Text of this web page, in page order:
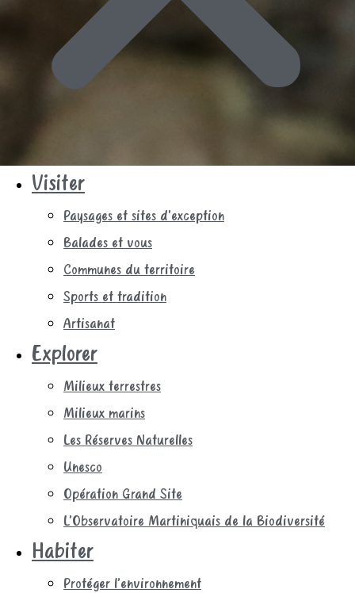
Visiter
Paysages et sites d’exception
Balades et vous
Communes du territoire
Sports et tradition
Artisanat
Explorer
Milieux terrestres
Milieux marins
Les Réserves Naturelles
Unesco
Opération Grand Site
L’Observatoire Martiniquais de la Biodiversité
Habiter
Protéger l’environnement